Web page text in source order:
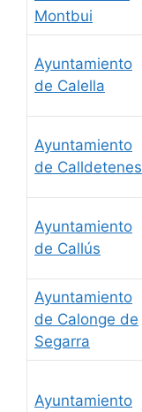
Montbui
Ayuntamiento
de Calella
Ayuntamiento
de Calldetenes
Ayuntamiento
de Callús
Ayuntamiento
de Calonge de
Segarra
Ayuntamiento